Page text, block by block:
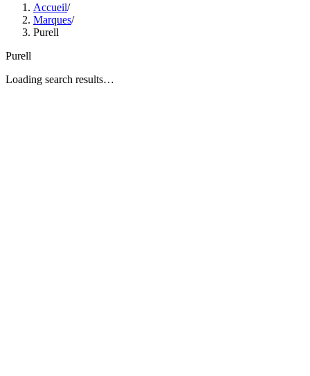
Accueil/
Marques/
Purell
Purell
Loading search results…